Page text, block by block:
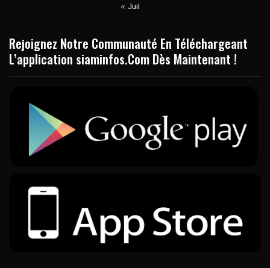
« Juil
Rejoignez Notre Communauté En Téléchargeant
L’application siaminfos.Com Dès Maintenant !